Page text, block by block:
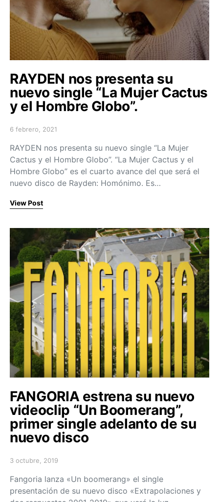
RAYDEN nos presenta su
nuevo single “La Mujer Cactus
y el Hombre Globo”.
Posted on
6 febrero, 2021
RAYDEN nos presenta su nuevo single “La Mujer
Cactus y el Hombre Globo”. “La Mujer Cactus y el
Hombre Globo” es el cuarto avance del que será el
nuevo disco de Rayden: Homónimo. Es…
View Post
FANGORIA estrena su nuevo
videoclip “Un Boomerang”,
primer single adelanto de su
nuevo disco
Posted on
3 octubre, 2019
Fangoria lanza «Un boomerang» el single
presentación de su nuevo disco «Extrapolaciones y